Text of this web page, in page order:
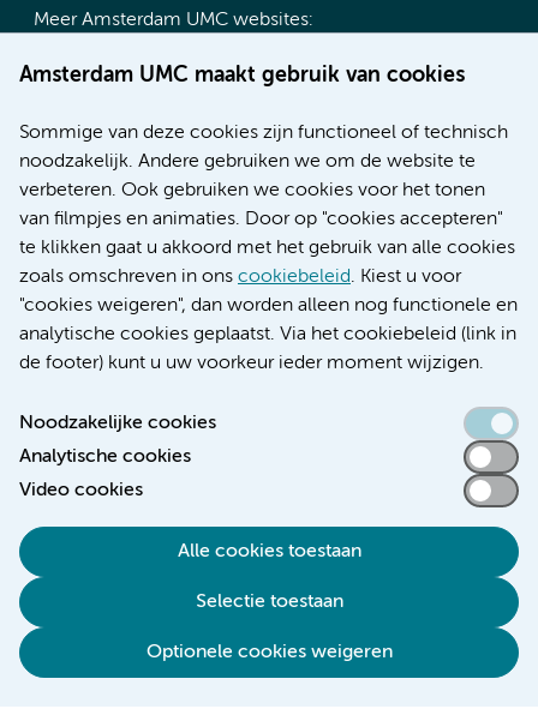
Amsterdam UMC maakt gebruik van cookies
Sommige van deze cookies zijn functioneel of technisch
noodzakelijk. Andere gebruiken we om de website te
verbeteren. Ook gebruiken we cookies voor het tonen
van filmpjes en animaties. Door op "cookies accepteren"
te klikken gaat u akkoord met het gebruik van alle cookies
zoals omschreven in ons cookiebeleid. Kiest u voor
"cookies weigeren", dan worden alleen nog functionele en
analytische cookies geplaatst. Via het cookiebeleid (link in
de footer) kunt u uw voorkeur ieder moment wijzigen.
Noodzakelijke cookies
Analytische cookies
Video cookies
Alle cookies toestaan
Selectie toestaan
Optionele cookies weigeren
Meer Amsterdam UMC websites:
Werken bij Amsterdam UMC
Nieuws
Research
Educatie locatie AMC
Educatie locatie VUmc
Verwijzen & diagnostiek
Toegankelijkheidsverklaring
Responsible disclosure